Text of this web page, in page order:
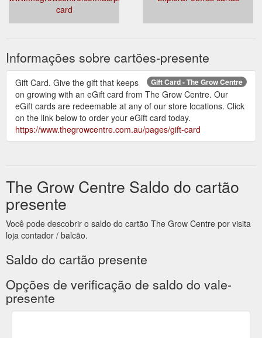
card
Informações sobre cartões-presente
Gift Card - The Grow Centre
Gift Card. Give the gift that keeps
on growing with an eGift card from The Grow Centre. Our
eGift cards are redeemable at any of our store locations. Click
on the link below to order your eGift card today.
https://www.thegrowcentre.com.au/pages/gift-card
The Grow Centre Saldo do cartão
presente
Você pode descobrir o saldo do cartão The Grow Centre por visita
loja contador / balcão.
Saldo do cartão presente
Opções de verificação de saldo do vale-
presente